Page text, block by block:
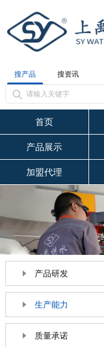
搜产品 搜资讯
首页
产品展示
加盟代理
产品研发
生产能力
质量承诺